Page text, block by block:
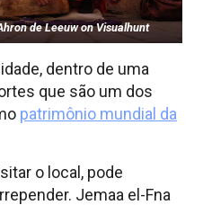
de Leeuw on Visualhunt
dentro de uma
que são um dos
patrimônio mundial da
o local, pode
Jemaa el-Fna